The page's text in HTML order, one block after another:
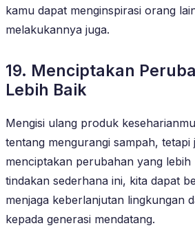
kamu dapat menginspirasi orang
melakukannya juga.
19. Menciptakan
Lebih Baik
Mengisi ulang produk
tentang mengurangi sampah, tetapi
menciptakan perubahan yang lebih
tindakan sederhana ini, kita dapat
menjaga keberlanjutan lingkungan
kepada generasi mendatang.